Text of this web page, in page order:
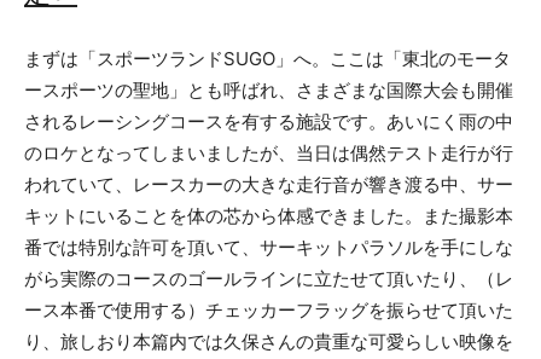
まずは「スポーツランドSUGO」へ。ここは「東北のモータ
ースポーツの聖地」とも呼ばれ、さまざまな国際大会も開催
されるレーシングコースを有する施設です。あいにく雨の中
のロケとなってしまいましたが、当日は偶然テスト走行が行
われていて、レースカーの大きな走行音が響き渡る中、サー
キットにいることを体の芯から体感できました。また撮影本
番では特別な許可を頂いて、サーキットパラソルを手にしな
がら実際のコースのゴールラインに立たせて頂いたり、（レ
ース本番で使用する）チェッカーフラッグを振らせて頂いた
り、旅しおり本篇内では久保さんの貴重な可愛らしい映像を